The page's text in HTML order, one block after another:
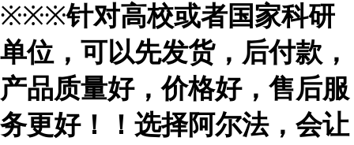
※※※针对高校或者国家科研
单位，可以先发货，后付款，
产品质量好，价格好，售后服
务更好！！选择阿尔法，会让